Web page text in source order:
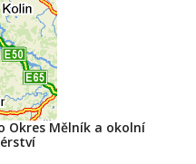
Okres Mělník a okolní